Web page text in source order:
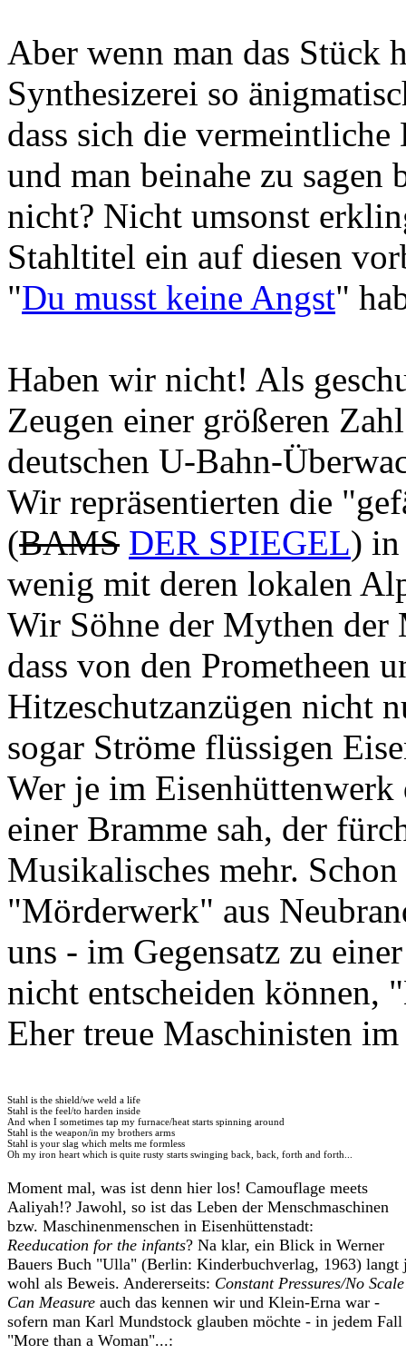
Aber wenn man das Stück
Synthesizerei so
dass sich die
und man beinahe zu
nicht? Nicht umsonst
Stahltitel ein auf diesen
"Du musst keine Angst"
Haben wir nicht! Als
Zeugen einer größeren
deutschen U-Bahn-
Wir repräsentierten die
(BAMS DER SPIEGEL) in
wenig mit deren lokalen
Wir Söhne der Mythen
dass von den Prometheen
Hitzeschutzanzügen nicht
sogar Ströme flüssigen
Wer je im
einer Bramme sah, der
Musikalisches mehr.
"Mörderwerk" aus
uns - im Gegensatz zu
nicht entscheiden können,
Eher treue Maschinisten
Stahl is the shield/we weld a life
Stahl is the feel/to harden inside
And when I sometimes tap my furnace/heat starts spinning around
Stahl is the weapon/in my brothers arms
Stahl is your slag which melts me formless
Oh my iron heart which is quite rusty starts swinging back, back, forth and forth...
Moment mal, was ist denn hier los! Camouflage meets
Aaliyah!? Jawohl, so ist das Leben der Menschmaschinen
bzw. Maschinenmenschen in Eisenhüttenstadt:
Reeducation for the infants? Na klar, ein Blick in Werner
Bauers Buch "Ulla" (Berlin: Kinderbuchverlag, 1963) langt
wohl als Beweis. Andererseits: Constant Pressures/No Scale
Can Measure auch das kennen wir und Klein-Erna war -
sofern man Karl Mundstock glauben möchte - in jedem Fall
"More than a Woman"...: